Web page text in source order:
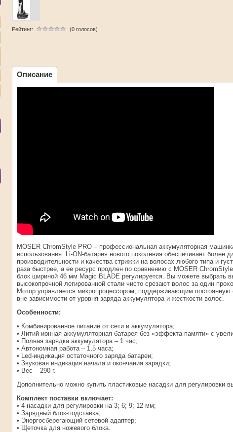
Рейтинг: (0 голосов)
Описание
MOSER ChromStyle PRO – профессиональная аккумуляторная
использования. Li-ON-батарея нового поколения обеспечивает более
производительности и качества стрижки на волосах любого типа и
раза быстрее, а ее ресурс продлен по сравнению с MOSER
блок шириной 46 мм Magic BLADE регулируется. Вы можете выбрать
высокопрочной легированной стали чисто срезают волос за один
Мотор управляется микропроцессором, поддерживающим постоянную
вне зависимости от уровня заряда аккумулятора и жесткости волос.
Особенности:
• Комбинированное питание от сети и аккумулятора;
• Литий-ионная аккумуляторная батарея без «эффекта памяти» с
• Полная зарядка аккумулятора – 1 час;
• Автономная работа – 1,5 часа;
• Led-индикация остаточного заряда батареи;
• Звуковая индикация начала и окончания зарядки;
• Вес – 290 г.
Дополнительно можно купить пластиковые насадки для регулировки
Комплект поставки включает:
• 4 насадки для регулировки на 3; 6; 9; 12 мм;
• Зарядный блок-подставка;
• Энергосберегающий сетевой адаптер;
• Щеточка для ножевого блока.